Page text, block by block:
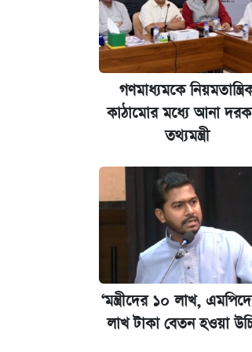
পাঁচ দপ্তরে নতুন সচিব
আজকের বাজারে
ঢাবি আইবিএর
গণমাধ্যমকে
কাঠামোর মধ্যে আনা
তথ্যমন্ত্রী
‘মন্ত্রীদের ১০ লাখ,
লাখ টাকা বেতন হওয়া